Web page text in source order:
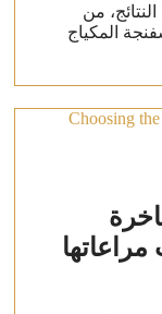
من
المكياج